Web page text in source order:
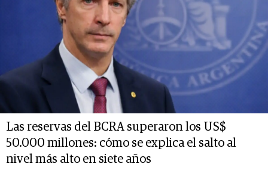
Las reservas del BCRA superaron los US$
50.000 millones: cómo se explica el salto al
nivel más alto en siete años